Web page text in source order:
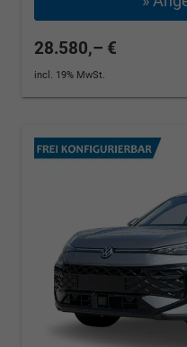
28.580,– €
incl. 19% MwSt.